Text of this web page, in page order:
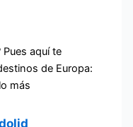
aquí te
de Europa:
más